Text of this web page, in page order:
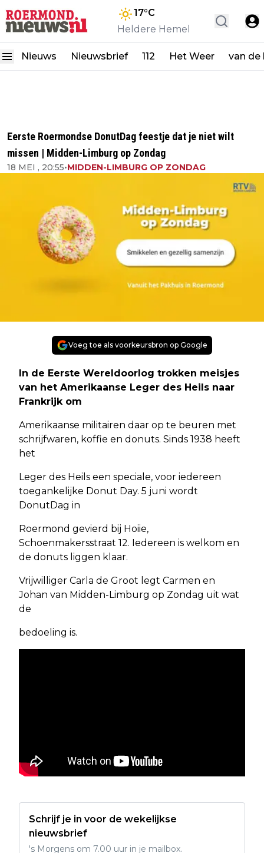
17°C
Heldere Hemel
Nieuws Nieuwsbrief 112 Het Weer van de
Eerste Roermondse DonutDag feestje dat je niet wilt
missen | Midden-Limburg op Zondag
18 MEI , 20:55•MIDDEN-LIMBURG OP ZONDAG
Voeg toe als voorkeursbron op Google
In de Eerste Wereldoorlog trokken meisjes
van het Amerikaanse Leger des Heils naar
Frankrijk om
Amerikaanse militairen daar op te beuren met
schrijfwaren, koffie en donuts. Sinds 1938 heeft
het
Leger des Heils een speciale, voor iedereen
toegankelijke Donut Day. 5 juni wordt
DonutDag in
Roermond gevierd bij Hoiie,
Schoenmakersstraat 12. Iedereen is welkom en
de donuts liggen klaar.
Vrijwilliger Carla de Groot legt Carmen en
Johan van Midden-Limburg op Zondag uit wat
de
bedoeling is.
Schrijf je in voor de wekelijkse
nieuwsbrief
's Morgens om 7.00 uur in je mailbox.